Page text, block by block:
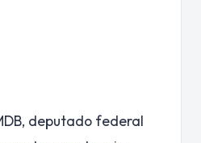
deputado federal